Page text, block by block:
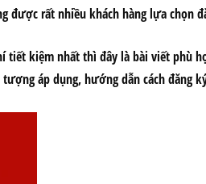
được rất nhiều khách hàng lựa chọn
tiết kiệm nhất thì đây là bài viết phù
áp dụng, hướng dẫn cáchđăng